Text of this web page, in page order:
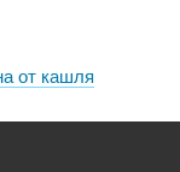
от кашля